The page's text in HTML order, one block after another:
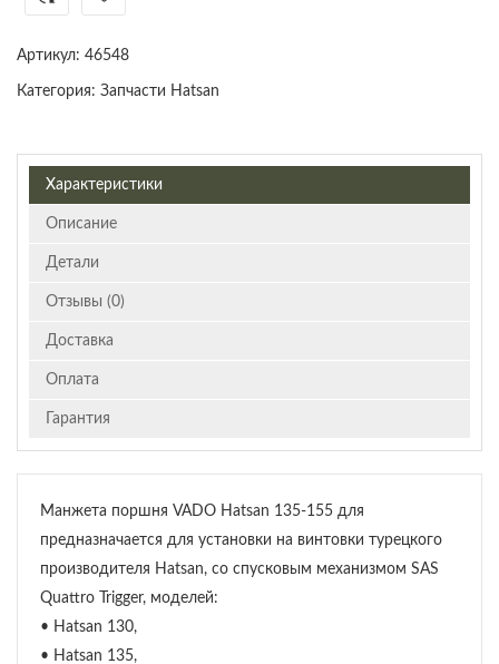
Артикул: 46548
Категория: Запчасти Hatsan
Характеристики
Описание
Детали
Отзывы (0)
Доставка
Оплата
Гарантия
Манжета поршня VADO Hatsan 135-155 для
предназначается для установки на винтовки турецкого
производителя Hatsan, со спусковым механизмом SAS
Quattro Trigger, моделей:
• Hatsan 130,
• Hatsan 135,